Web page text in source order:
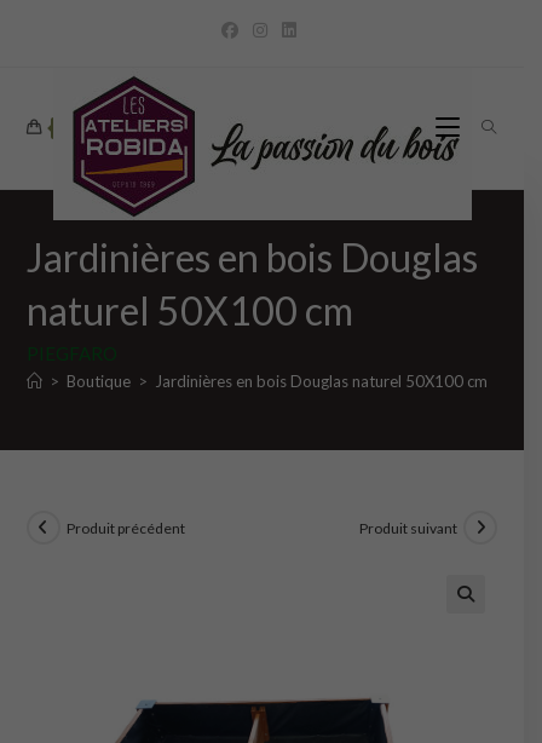
Jardinières en bois Douglas
naturel 50X100 cm
PIEGFARO
> Boutique > Jardinières en bois Douglas naturel 50X100 cm
Produit précédent Produit suivant